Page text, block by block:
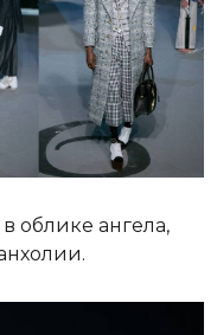
облике ангела,